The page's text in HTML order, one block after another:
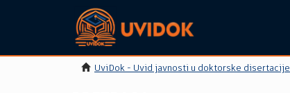
UviDok - Uvid javnosti u doktorske